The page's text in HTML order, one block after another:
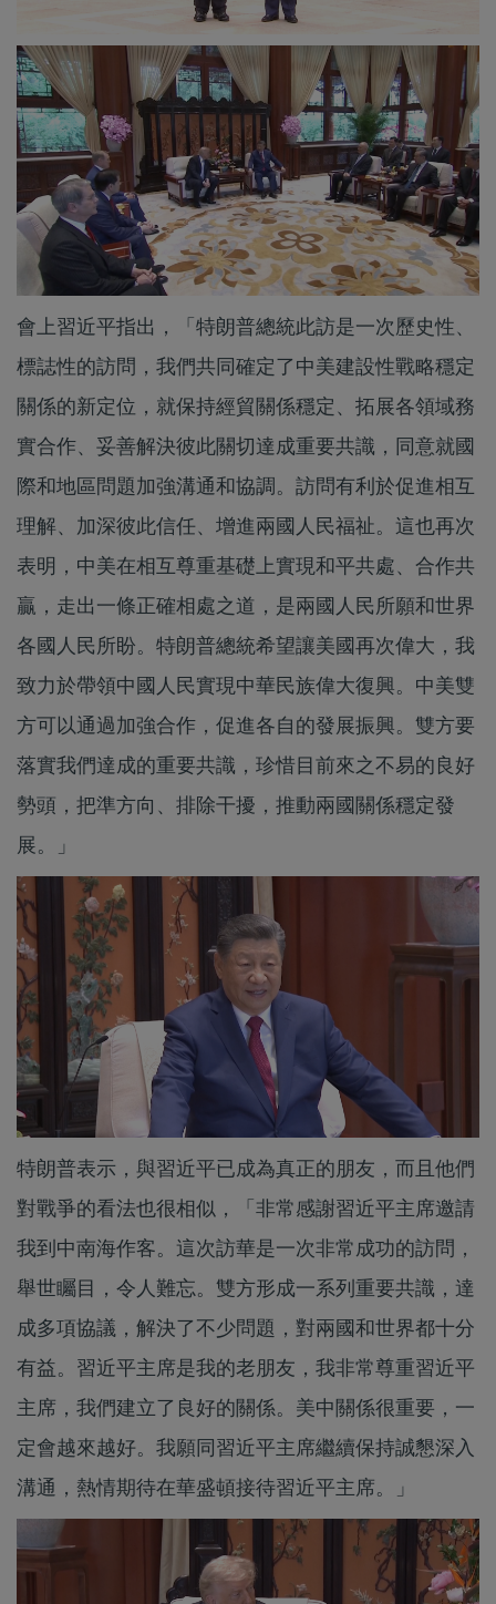
會上習近平指出，「特朗普總統此訪是一次歷史性、
標誌性的訪問，我們共同確定了中美建設性戰略穩定
關係的新定位，就保持經貿關係穩定、拓展各領域務
實合作、妥善解決彼此關切達成重要共識，同意就國
際和地區問題加強溝通和協調。訪問有利於促進相互
理解、加深彼此信任、增進兩國人民福祉。這也再次
表明，中美在相互尊重基礎上實現和平共處、合作共
贏，走出一條正確相處之道，是兩國人民所願和世界
各國人民所盼。特朗普總統希望讓美國再次偉大，我
致力於帶領中國人民實現中華民族偉大復興。中美雙
方可以通過加強合作，促進各自的發展振興。雙方要
落實我們達成的重要共識，珍惜目前來之不易的良好
勢頭，把準方向、排除干擾，推動兩國關係穩定發
展。」
特朗普表示，與習近平已成為真正的朋友，而且他們
對戰爭的看法也很相似，「非常感謝習近平主席邀請
我到中南海作客。這次訪華是一次非常成功的訪問，
舉世矚目，令人難忘。雙方形成一系列重要共識，達
成多項協議，解決了不少問題，對兩國和世界都十分
有益。習近平主席是我的老朋友，我非常尊重習近平
主席，我們建立了良好的關係。美中關係很重要，一
定會越來越好。我願同習近平主席繼續保持誠懇深入
溝通，熱情期待在華盛頓接待習近平主席。」